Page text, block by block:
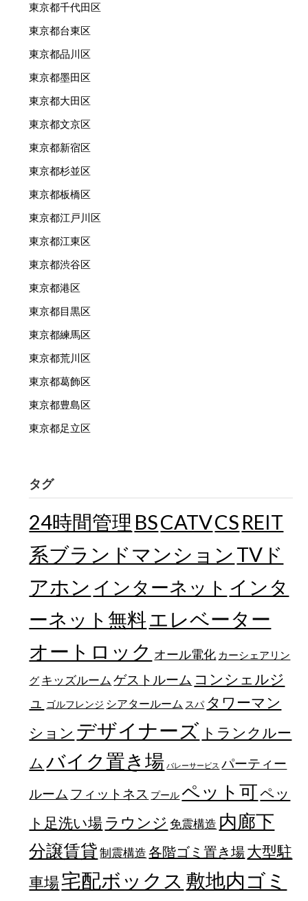
東京都千代田区
東京都台東区
東京都品川区
東京都墨田区
東京都大田区
東京都文京区
東京都新宿区
東京都杉並区
東京都板橋区
東京都江戸川区
東京都江東区
東京都渋谷区
東京都港区
東京都目黒区
東京都練馬区
東京都荒川区
東京都葛飾区
東京都豊島区
東京都足立区
タグ
24時間管理 BSCATVCS REIT
系ブランドマンション TVド
アホン インターネット インタ
ーネット無料エレベーター
オートロック オール電化 カーシェアリン
グ キッズルーム ゲストルーム コンシェルジ
ュ
ゴルフレンジ シアタールーム スパ タワーマン
ション デザイナーズ トランクルー
ム バイク置き場 バレーサービス パーティー
ルーム フィットネス プール ペット可ペッ
ト足洗い場 ラウンジ 免震構造 内廊下
分譲賃貸 制震構造 各階ゴミ置き場大型駐
車場宅配ボックス 敷地内ゴミ